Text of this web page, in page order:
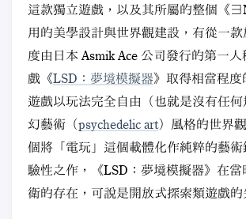
這款獨立遊戲，以及其所屬的整個《
用的美學設計與世界觀建設，有從一款
度由日本 Asmik Ace 公司發行的第一
戲《LSD：夢境模擬器》取得相當程度
遊戲以玩法完全自由（也就是沒有任
幻藝術（psychedelic art）風格的世界
個將「電玩」這個載體化作純粹的藝術
驗性之作，《LSD：夢境模擬器》在當
衛的存在，可說是開放式探索類遊戲的